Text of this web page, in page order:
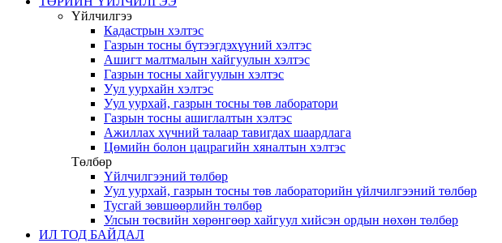
Үйлчилгээ
Кадастрын хэлтэс
Газрын тосны бүтээгдэхүүний хэлтэс
Ашигт малтмалын хайгуулын хэлтэс
Газрын тосны хайгуулын хэлтэс
Уул уурхайн хэлтэс
Уул уурхай, газрын тосны төв лаборатори
Газрын тосны ашиглалтын хэлтэс
Ажиллах хүчний талаар тавигдах шаардлага
Цөмийн болон цацрагийн хяналтын хэлтэс
Төлбөр
Үйлчилгээний төлбөр
Уул уурхай, газрын тосны төв лабораторийн үйлчилгээний төлбөр
Тусгай зөвшөөрлийн төлбөр
Улсын төсвийн хөрөнгөөр хайгуул хийсэн ордын нөхөн төлбөр
ИЛ ТОД БАЙДАЛ